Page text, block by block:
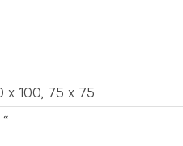
x 100, 75 x 75